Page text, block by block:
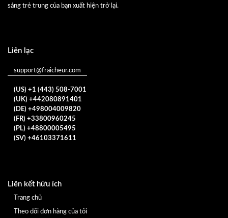
sáng trẻ trung của bạn xuất hiện trở lại.
Liên lạc
support@fraicheur.com
(US) +1 (443) 508-7001
(UK) +442080891401
(DE) +498004009820
(FR) +33800960245
(PL) +48800005495
(SV) +46103371611
Liên kết hữu ích
Trang chủ
Theo dõi đơn hàng của tôi